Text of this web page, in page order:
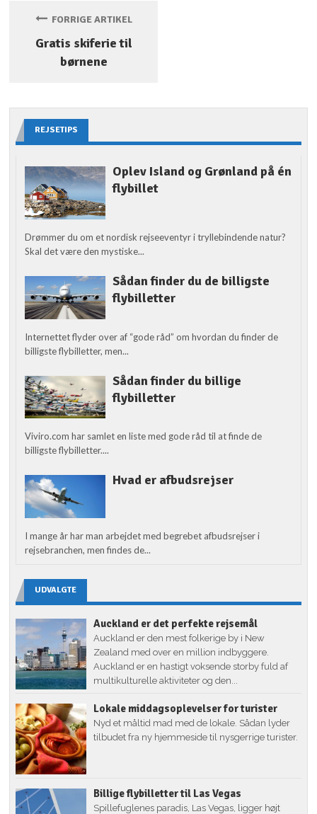
FORRIGE ARTIKEL
Gratis skiferie til
børnene
REJSETIPS
Oplev Island og Grønland på én
flybillet
Drømmer du om et nordisk rejseeventyr i tryllebindende natur?
Skal det være den mystiske...
Sådan finder du de billigste
flybilletter
Internettet flyder over af “gode råd” om hvordan du finder de
billigste flybilletter, men...
Sådan finder du billige
flybilletter
Viviro.com har samlet en liste med gode råd til at finde de
billigste flybilletter....
Hvad er afbudsrejser
I mange år har man arbejdet med begrebet afbudsrejser i
rejsebranchen, men findes de...
UDVALGTE
Auckland er det perfekte rejsemål
Auckland er den mest folkerige by i New
Zealand med over en million indbyggere.
Auckland er en hastigt voksende storby fuld af
multikulturelle aktiviteter og den...
Lokale middagsoplevelser for turister
Nyd et måltid mad med de lokale. Sådan lyder
tilbudet fra ny hjemmeside til nysgerrige turister.
Billige flybilletter til Las Vegas
Spillefuglenes paradis, Las Vegas, ligger højt